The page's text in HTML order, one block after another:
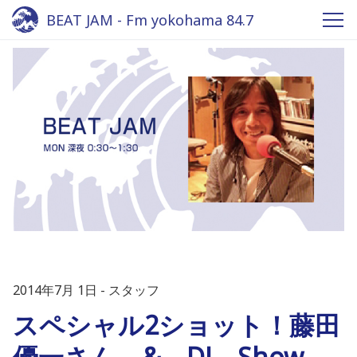
BEAT JAM - Fm yokohama 84.7
2014年7月 1日 スタッフ
スペシャル2ショット！藤田